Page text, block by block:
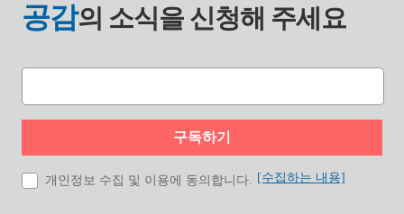
공감의 소식을 신청해 주세요
구독하기
개인정보 수집 및 이용에 동의합니다. [수집하는 내용]